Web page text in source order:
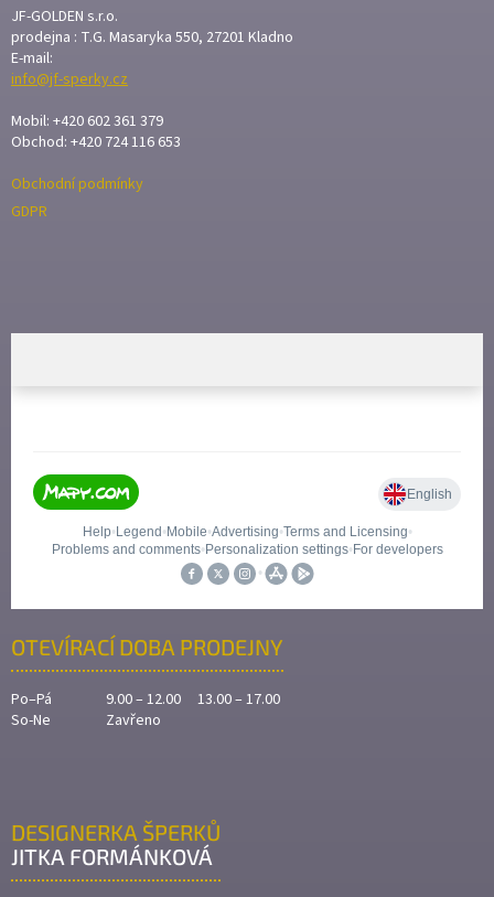
A
T
JF-GOLDEN s.r.o.
prodejna : T.G. Masaryka 550, 27201 Kladno
E-mail:
info@jf-sperky.cz
Mobil: +420 602 361 379
Obchod: +420 724 116 653
Obchodní podmínky
GDPR
OTEVÍRACÍ DOBA PRODEJNY
Po–Pá
9.00 – 12.00 13.00 – 17.00
So-Ne
Zavřeno
DESIGNERKA ŠPERKŮ
JITKA FORMÁNKOVÁ